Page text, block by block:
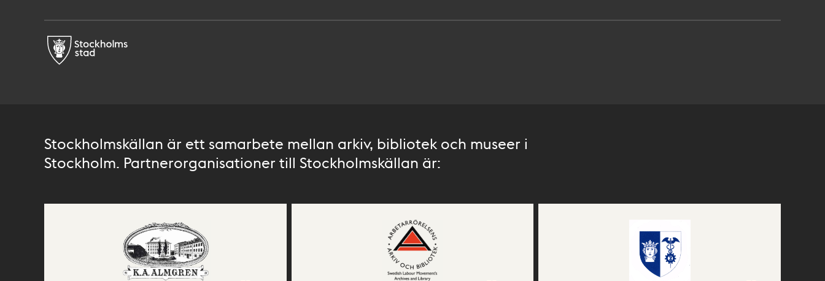
Stockholmskällan är ett samarbete mellan arkiv, bibliotek och museer i
Stockholm. Partnerorganisationer till Stockholmskällan är: